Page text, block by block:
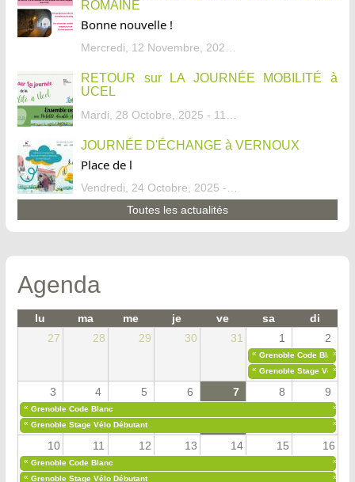
ROMAINE
Bonne nouvelle !
RETOUR sur LA JOURNÉE MOBILITÉ à
UCEL
JOURNÉE D'ÉCHANGE à VERNOUX
Place de l
Toutes les actualités
Agenda
lu ma me je ve sa
di
27
28 29 30 31 1 2
« Grenoble Code Blanc
»
« Grenoble Stage Vélo
»
3 4 5 6 7 8 9
« Grenoble Code Blanc
»
« Grenoble Stage Vélo Débutant »
10 11 12 13 14 15 16
« Grenoble Code Blanc
»
« Grenoble Stage Vélo Débutant »